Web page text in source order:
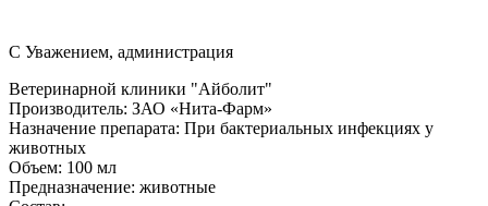
С Уважением, администрация
Ветеринарной клиники "Айболит"
Производитель: ЗАО «Нита-Фарм»
Назначение препарата: При бактериальных инфекциях у
животных
Объем: 100 мл
Предназначение: животные